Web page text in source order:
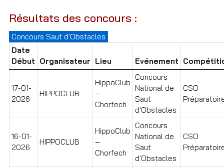
Résultats des concours :
Concours Saut d'Obstacles
Date
Début Organisateur Lieu Evénement
17-01-
2026
HIPPOCLUB
HippoClub
–
Chorfech
Concours
National de
Saut
d'Obstacles
CSO
16-01-
2026
HIPPOCLUB
HippoClub
–
Chorfech
Concours
National de
Saut
d'Obstacles
CSO